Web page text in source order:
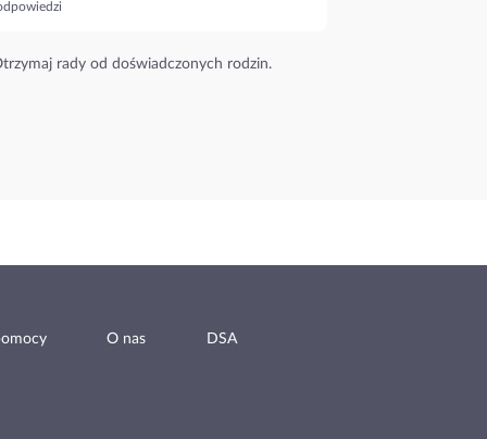
rady od doświadczonych rodzin.
O nas DSA